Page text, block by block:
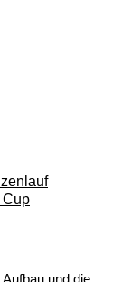
und die
Cup